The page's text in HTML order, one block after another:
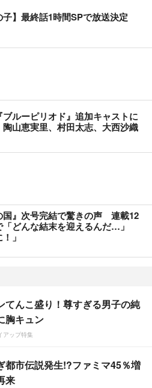
子】最終話1時間SPで放送決定
ブルーピリオド』追加キャストに
陶山恵実里、村田太志、大西沙織
国』次号完結で驚きの声 連載12
どんな結末を迎えるんだ…」
」
てんこ盛り！尊すぎる男子の純
胸キュン
アップ特集
都市伝説発生!?ファミマ45％増
来